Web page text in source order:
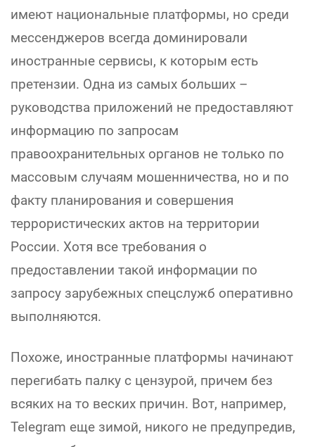
имеют национальные платформы, но среди
мессенджеров всегда доминировали
иностранные сервисы, к которым есть
претензии. Одна из самых больших –
руководства приложений не предоставляют
информацию по запросам
правоохранительных органов не только по
массовым случаям мошенничества, но и по
факту планирования и совершения
террористических актов на территории
России. Хотя все требования о
предоставлении такой информации по
запросу зарубежных спецслужб оперативно
выполняются.
Похоже, иностранные платформы начинают
перегибать палку с цензурой, причем без
всяких на то веских причин. Вот, например,
Telegram еще зимой, никого не предупредив,